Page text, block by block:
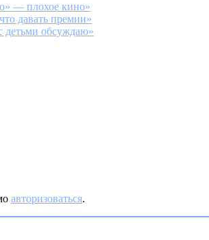
— плохое кино»
давать премии»
детьми обсуждаю»
авторизоваться.